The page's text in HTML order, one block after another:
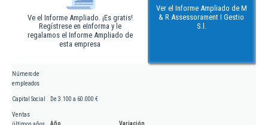
Ve el Informe Ampliado. ¡Es gratis!
Regístrese en eInforma y le
regalamos el Informe Ampliado de
esta empresa
Ver el Informe Ampliado de M
& R Assessorament I Gestio
S.l.
Número de
empleados
Capital Social De 3.100 a 60.000 €
Ventas